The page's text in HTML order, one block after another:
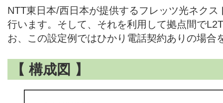
NTT東日本/西日本が提供するフレッツ光ネク
行います。そして、それを利用して拠点間で
お、この設定例ではひかり電話契約ありの場合
【 構成図 】